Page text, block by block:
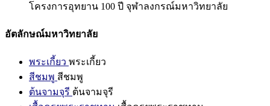
โครงการอุทยาน 100 ปี จุฬาลงกรณ์มหาวิทยาลัย
อัตลักษณ์มหาวิทยาลัย
พระเกี้ยว พระเกี้ยว
สีชมพู สีชมพู
ต้นจามจุรี ต้นจามจุรี